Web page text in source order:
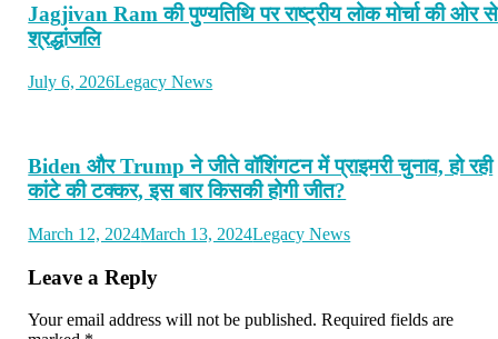
Jagjivan Ram की पुण्यतिथि पर राष्ट्रीय लोक मोर्चा की ओर से
श्रद्धांजलि
July 6, 2026Legacy News
Biden और Trump ने जीते वॉशिंगटन में प्राइमरी चुनाव, हो रही
कांटे की टक्‍कर, इस बार किसकी होगी जीत?
March 12, 2024March 13, 2024Legacy News
Leave a Reply
Your email address will not be published. Required fields are